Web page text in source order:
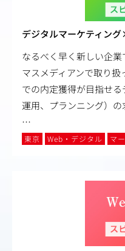
デジタルマーケティン
なるべく早く新しい企業
マスメディアンで取り
での内定獲得が目指せ
運用、プランニング）の
…
東京 Web・デジタル マ